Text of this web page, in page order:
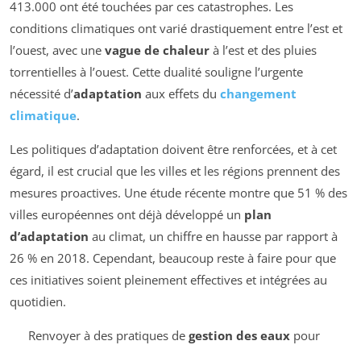
413.000 ont été touchées par ces catastrophes. Les
conditions climatiques ont varié drastiquement entre l’est et
l’ouest, avec une vague de chaleur à l’est et des pluies
torrentielles à l’ouest. Cette dualité souligne l’urgente
nécessité d’adaptation aux effets du changement
climatique.
Les politiques d’adaptation doivent être renforcées, et à cet
égard, il est crucial que les villes et les régions prennent des
mesures proactives. Une étude récente montre que 51 % des
villes européennes ont déjà développé un plan
d’adaptation au climat, un chiffre en hausse par rapport à
26 % en 2018. Cependant, beaucoup reste à faire pour que
ces initiatives soient pleinement effectives et intégrées au
quotidien.
Renvoyer à des pratiques de gestion des eauxpour